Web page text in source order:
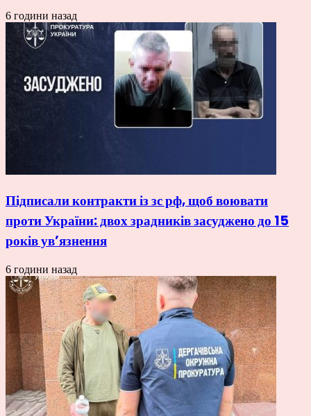
6 години назад
Підписали контракти із зс рф, щоб воювати
проти України: двох зрадників засуджено до 15
років ув’язнення
6 години назад